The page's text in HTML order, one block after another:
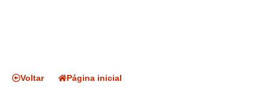
Voltar Página inicial